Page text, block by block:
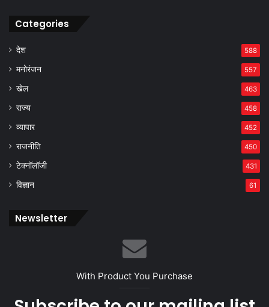
Categories
देश 588
मनोरंजन 557
खेल 463
राज्य 458
व्यापार 452
राजनीति 450
टेक्नॉलॉजी 431
विज्ञान 61
Newsletter
With Product You Purchase